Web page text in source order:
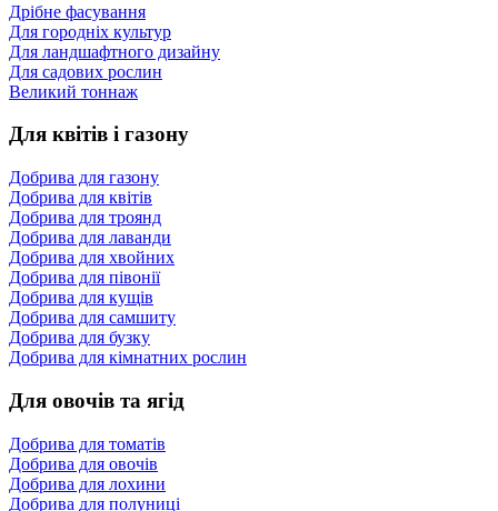
Дрібне фасування
Для городніх культур
Для ландшафтного дизайну
Для садових рослин
Великий тоннаж
Для квітів і газону
Добрива для газону
Добрива для квітів
Добрива для троянд
Добрива для лаванди
Добрива для хвойних
Добрива для півонії
Добрива для кущів
Добрива для самшиту
Добрива для бузку
Добрива для кімнатних рослин
Для овочів та ягід
Добрива для томатів
Добрива для овочів
Добрива для лохини
Добрива для полуниці